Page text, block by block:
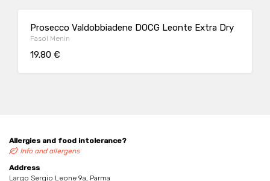
Prosecco Valdobbiadene DOCG Leonte Extra Dry
Fasol Menin
19.80 €
Allergies and food intolerance?
Info and allergens
Address
Largo Sergio Leone 9a, Parma